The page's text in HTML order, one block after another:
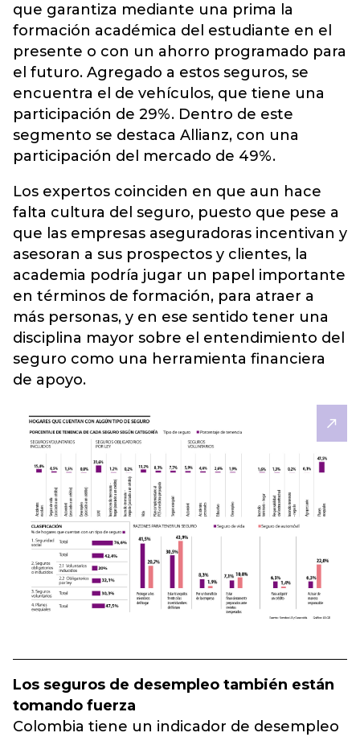
que garantiza mediante una prima la
formación académica del estudiante en el
presente o con un ahorro programado para
el futuro. Agregado a estos seguros, se
encuentra el de vehículos, que tiene una
participación de 29%. Dentro de este
segmento se destaca Allianz, con una
participación del mercado de 49%.
Los expertos coinciden en que aun hace
falta cultura del seguro, puesto que pese a
que las empresas aseguradoras incentivan y
asesoran a sus prospectos y clientes, la
academia podría jugar un papel importante
en términos de formación, para atraer a
más personas, y en ese sentido tener una
disciplina mayor sobre el entendimiento del
seguro como una herramienta financiera
de apoyo.
Los seguros de desempleo también están
tomando fuerza
Colombia tiene un indicador de desempleo